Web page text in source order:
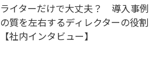
ライターだけで大丈夫？ 導入事例
の質を左右するディレクターの役割
【社内インタビュー】